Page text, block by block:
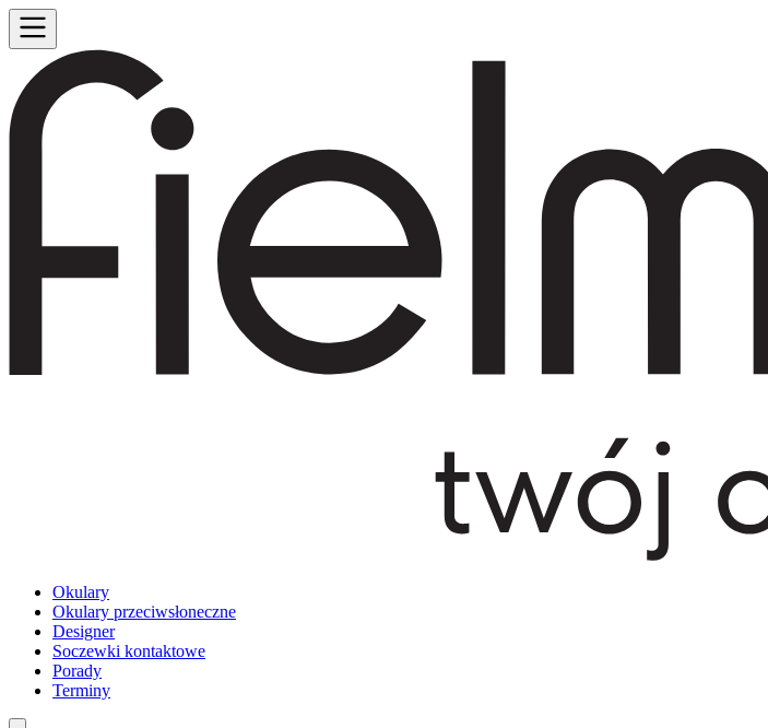
Okulary
Okulary przeciwsłoneczne
Designer
Soczewki kontaktowe
Porady
Terminy